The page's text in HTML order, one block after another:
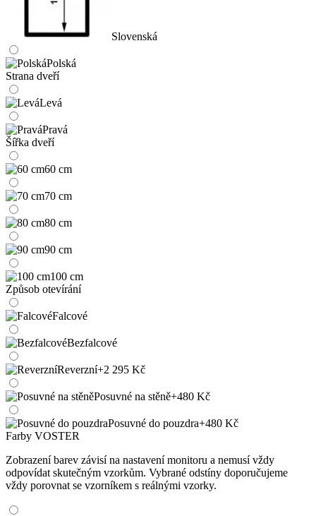
Slovenská
Polská
Strana dveří
Levá
Pravá
Šířka dveří
60 cm
70 cm
80 cm
90 cm
100 cm
Způsob otevírání
Falcové
Bezfalcové
Reverzní+2 295 Kč
Posuvné na stěně+480 Kč
Posuvné do pouzdra+480 Kč
Farby VOSTER
Zobrazení barev závisí na nastavení monitoru a nemusí vždy
odpovídat skutečným vzorkům. Vybrané odstíny doporučujeme
vždy porovnat se vzorníkem s reálnými vzorky.